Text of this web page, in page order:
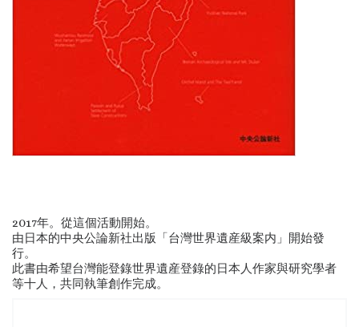
2017年。從這個活動開始。
由日本的中央公論新社出版「台灣世界遺産級案内」開始發
行。
此書由希望台灣能登錄世界遺産登錄的日本人作家與研究學者
等十人，共同執筆創作完成。